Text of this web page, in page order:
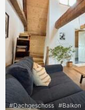
#Dachgeschoss #Balkon